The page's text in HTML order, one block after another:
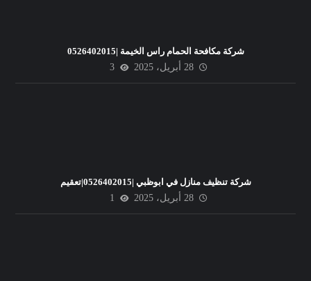
شركة مكافحة الحمام راس الخيمة |0526402015
28 أبريل، 2025
3
شركة تنظيف منازل في ابوظبي |0526402015|تعقيم
28 أبريل، 2025
1